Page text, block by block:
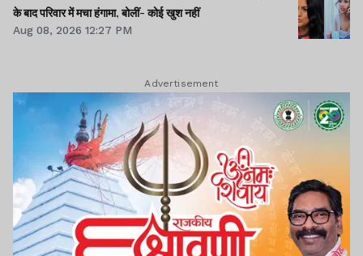
के बाद परिवार में मचा हंगामा, बोलीं- कोई खुश नहीं
Aug 08, 2026 12:27 PM
Advertisement